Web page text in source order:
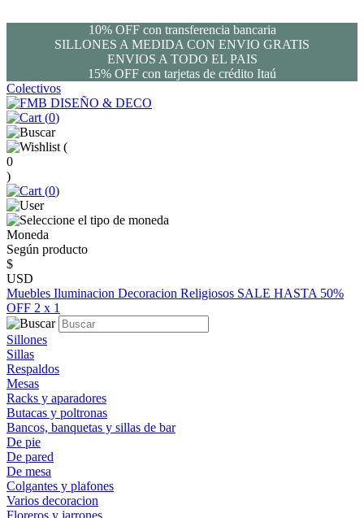
10% OFF con transferencia bancaria
SILLONES A MEDIDA CON ENVIO GRATIS
ENVIOS A TODO EL PAIS
15% OFF con tarjetas de crédito Itaú
Colectivos
(0)
(
0
)
(0)
Moneda
Según producto
$
USD
Muebles Iluminacion Decoracion Religiosos SALE HASTA 50%
OFF 2 x 1
Sillones
Sillas
Respaldos
Mesas
Racks y aparadores
Butacas y poltronas
Bancos, banquetas y sillas de bar
De pie
De pared
De mesa
Colgantes y plafones
Varios decoracion
Floreros y jarrones